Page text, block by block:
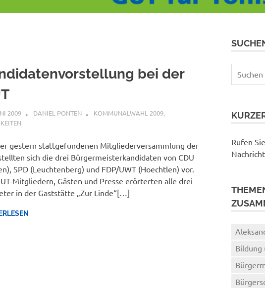
bei der
2009 DANIEL PONTEN KOMMUNALWAHL 2009,
gestern stattgefundenen Mitgliederversammlung der
sich die drei Bürgermeisterkandidaten von CDU
SPD (Leuchtenberg) und FDP/UWT (Hoechtlen) vor.
Mitgliedern, Gästen und Presse erörterten alle drei
in der Gaststätte „Zur Linde“[…]
nach:
Rufen
Bildung